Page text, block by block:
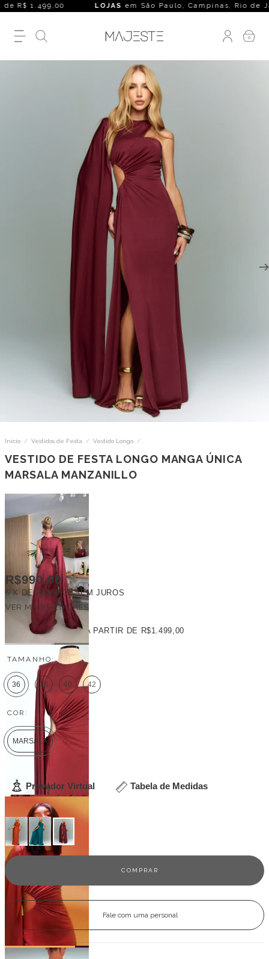
R$ 1.499,00 LOJASem São Paulo, Campinas, Rio de
0
Início / Vestidos de Festa / Vestido Longo /
VESTIDO DE FESTA LONGO MANGA ÚNICA
MARSALA MANZANILLO
R$990,00
6 X DE R$165,00 SEM JUROS
VER MAIS DETALHES
FRETE GRÁTIS A PARTIR DE R$1.499,00
TAMANHO:
36 38 40 42
COR:
MARSALA
Provador Virtual Tabela de Medidas
Veja outras opções
Fale com uma personal